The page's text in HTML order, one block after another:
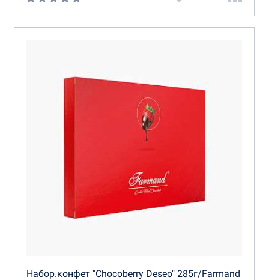
Набор.конфет "Chocoberry Deseo" 285г/Farmand